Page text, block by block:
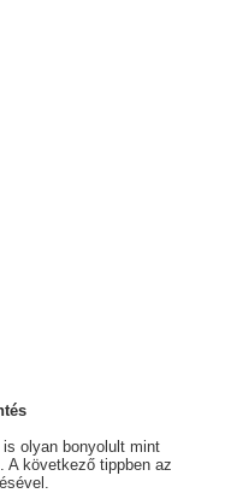
olyan bonyolult mint
A következő tippben az